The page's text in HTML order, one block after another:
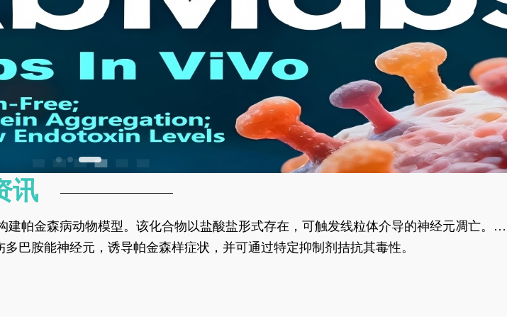
帕金森病动物模型。该化合物以盐酸盐形式存在，可触发线粒体介导的神经元凋亡。其
可靠模拟帕金森病的核心病理与行为表型。
巴胺能神经元，诱导帕金森样症状，并可通过特定抑制剂拮抗其毒性。
讯